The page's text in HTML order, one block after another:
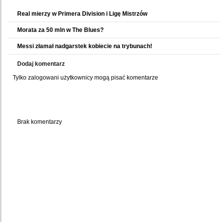
Real mierzy w Primera Division i Ligę Mistrzów
Morata za 50 mln w The Blues?
Messi złamał nadgarstek kobiecie na trybunach!
Dodaj komentarz
Tylko zalogowani użytkownicy mogą pisać komentarze
Brak komentarzy